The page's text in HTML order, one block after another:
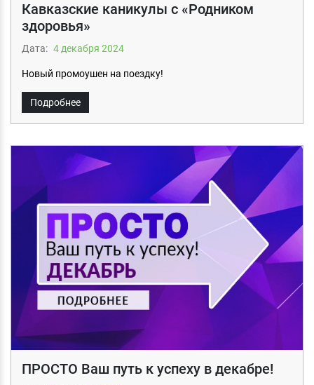
Кавказские каникулы с «Родником
здоровья»
Дата: 4 декабря 2024
Новый промоушен на поездку!
Подробнее
ПРОСТО Ваш путь к успеху в декабре!